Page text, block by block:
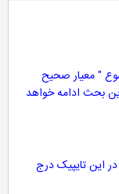
" معیار صحیح
هفته این بحث ادامه خواهد
این تایپیک درج